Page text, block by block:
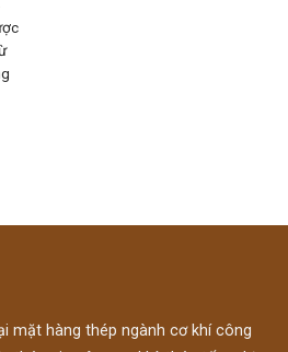
mặt hàng thép ngành cơ khí công